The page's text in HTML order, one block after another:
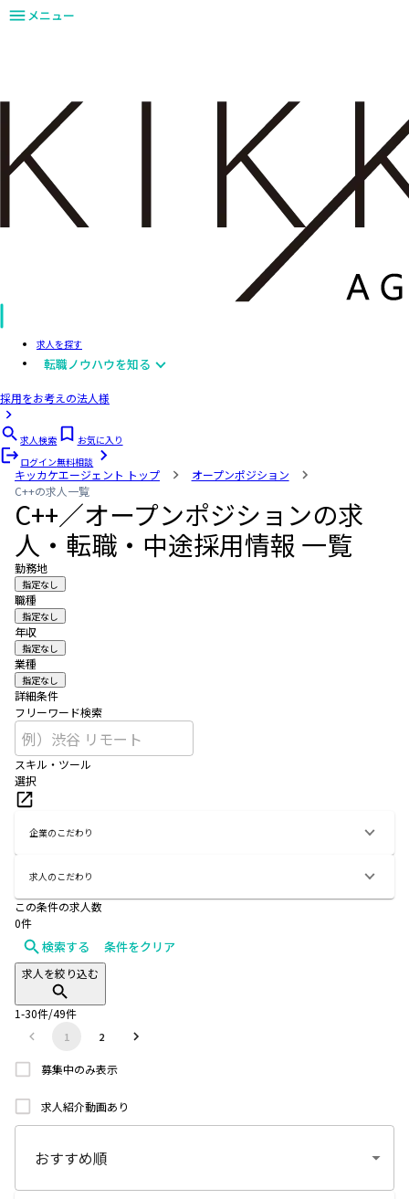
メニュー
求人を探す
転職ノウハウを知る
採用をお考えの法人様
求人検索
お気に入り
ログイン無料相談
キッカケエージェント トップ
オープンポジション
C++の求人一覧
C++／オープンポジションの求
人・転職・中途採用情報 一覧
勤務地
指定なし
職種
指定なし
年収
指定なし
業種
指定なし
詳細条件
フリーワード検索
スキル・ツール
選択
企業のこだわり
求人のこだわり
この条件の求人数
0件
検索する 条件をクリア
求人を絞り込む
1-30件/49件
1 2
募集中のみ表示
求人紹介動画あり